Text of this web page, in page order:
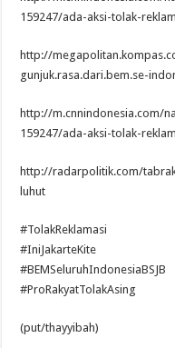
159247/ada-aksi-tolak-
http://
gunjuk.rasa.dari.bem.se-
http://m.cnnindonesia.com/
159247/ada-aksi-tolak-
http://radarpolitik.com/
luhut
#TolakReklamasi
#IniJakarteKite
#BEMSeluruhIndonesiaBSJB
#ProRakyatTolakAsing
(put/thayyibah)